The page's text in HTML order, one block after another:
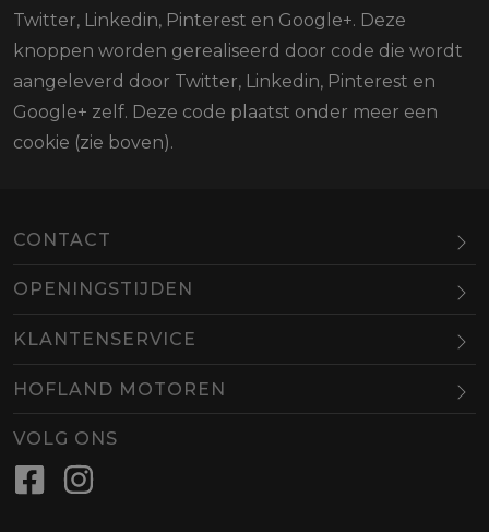
Twitter, Linkedin, Pinterest en Google+. Deze
knoppen worden gerealiseerd door code die wordt
aangeleverd door Twitter, Linkedin, Pinterest en
Google+ zelf. Deze code plaatst onder meer een
cookie (zie boven).
CONTACT
BEL EMAIL
OPENINGSTIJDEN
Maandag
Dinsdag
10.00-18.00
Woensdag
Donderdag
Vrijdag
KLANTENSERVICE
HOFLAND MOTOREN
VOLG ONS